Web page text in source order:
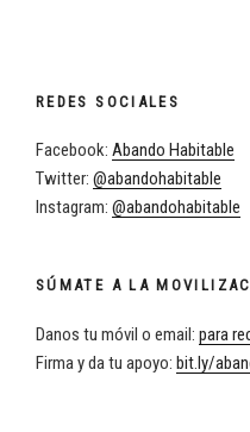
REDES SOCIALES
Facebook: Abando Habitable
Twitter: @abandohabitable
Instagram: @abandohabitable
SÚMATE A LA
Danos tu móvil o email: para
Firma y da tu apoyo: bit.ly/